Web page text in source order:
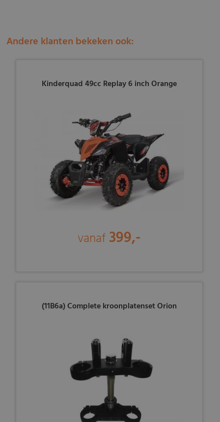
Andere klanten bekeken ook:
Kinderquad 49cc Replay 6 inch Orange
vanaf 399,-
(11B6a) Complete kroonplatenset Orion